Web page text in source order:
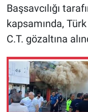
Başsavcılığı
kapsamında,
C.T. gözaltına